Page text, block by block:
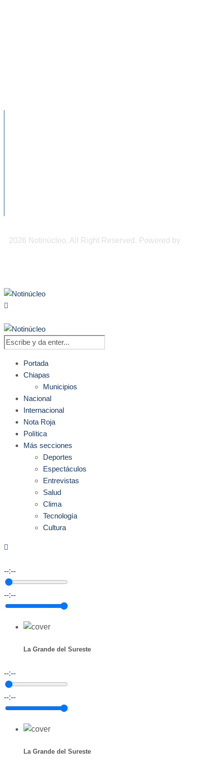
2026 Notinúcleo. All Right Reserved. Powered by
Portada
Chiapas
Municipios
Nacional
Internacional
Nota Roja
Política
Más secciones
Deportes
Espectáculos
Entrevistas
Salud
Clima
Tecnología
Cultura
--:--
--:--
La Grande del Sureste
--:--
--:--
La Grande del Sureste